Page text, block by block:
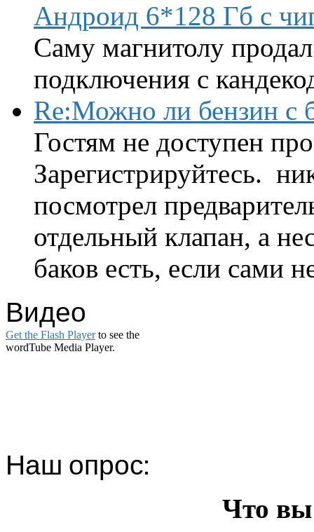
Андроид 6*128 Гб с
Саму магнитолу
подключения с
Re:Можно ли бензин с
Гостям не доступен
Зарегистрируйтесь.
посмотрел
отдельный клапан, а
баков есть, если сами
Видео
Get the Flash Playerto see the
wordTube Media Player.
Наш опрос:
Что вы